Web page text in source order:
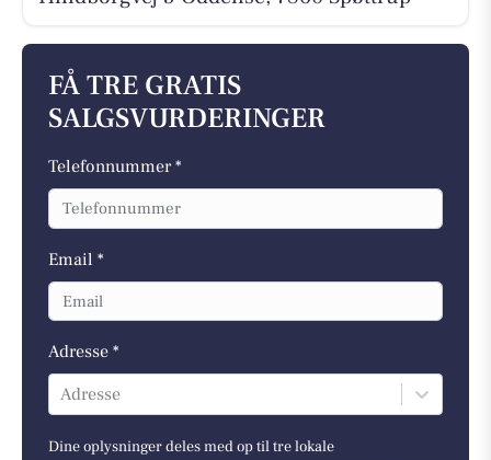
FÅ TRE GRATIS
SALGSVURDERINGER
Telefonnummer *
Email *
Adresse *
Adresse
Dine oplysninger deles med op til tre lokale